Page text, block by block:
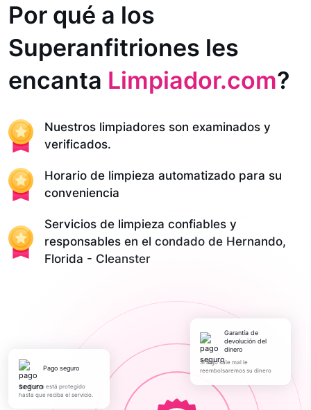
Por qué a los
Superanfitriones les
encanta Limpiador.com?
Nuestros limpiadores son examinados y
verificados.
Horario de limpieza automatizado para su
conveniencia
Servicios de limpieza confiables y
responsables en el condado de Hernando,
Florida - Cleanster
pago seguro
Su dinero está protegido
hasta que reciba el servicio.
Garantía de
devolución del
dinero
Si algo sale mal le
reembolsaremos su dinero